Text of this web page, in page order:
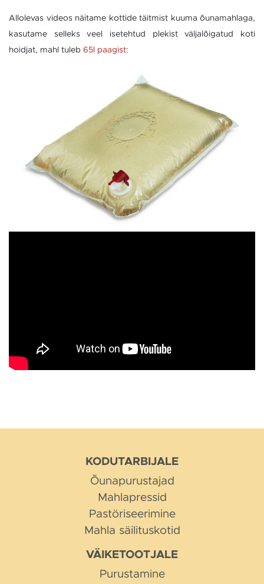
Allolevas videos näitame kottide täitmist kuuma õunamahlaga,
kasutame selleks veel isetehtud plekist väljalõigatud koti
hoidjat, mahl tuleb 65l paagist:
KODUTARBIJALE
Õunapurustajad
Mahlapressid
Pastöriseerimine
Mahla säilituskotid
VÄIKETOOTJALE
Purustamine